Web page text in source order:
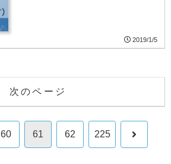
2019/1/5
次のページ
60 61 62 225 次